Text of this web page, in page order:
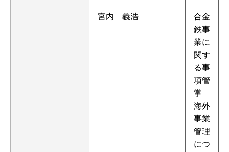
宮内 義浩
合金
鉄事
業に
関す
る事
項管
掌
海外
事業
管理
につ